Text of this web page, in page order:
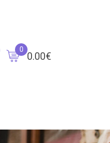
0.00€
0